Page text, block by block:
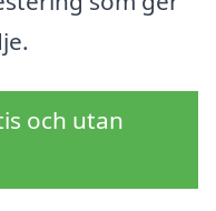
och utan